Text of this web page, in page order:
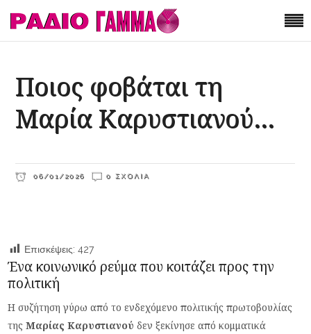
Ποιος φοβάται τη
Μαρία Καρυστιανού…
06/01/2026 0 ΣΧΌΛΙΑ
Επισκέψεις: 427
Ένα κοινωνικό ρεύμα που κοιτάζει προς την
πολιτική
Η συζήτηση γύρω από το ενδεχόμενο πολιτικής πρωτοβουλίας
τηςΜαρίας Καρυστιανού δεν ξεκίνησε από κομματικά